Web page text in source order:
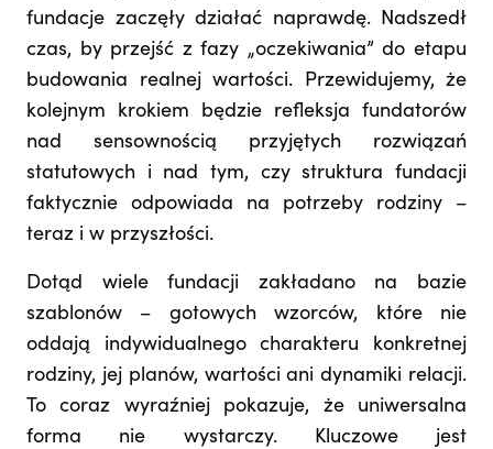
fundacje zaczęły działać naprawdę. Nadszedł
czas, by przejść z fazy „oczekiwania” do etapu
budowania realnej wartości. Przewidujemy, że
kolejnym krokiem będzie refleksja fundatorów
nad sensownością przyjętych rozwiązań
statutowych i nad tym, czy struktura fundacji
faktycznie odpowiada na potrzeby rodziny –
teraz i w przyszłości.
Dotąd wiele fundacji zakładano na bazie
szablonów – gotowych wzorców, które nie
oddają indywidualnego charakteru konkretnej
rodziny, jej planów, wartości ani dynamiki relacji.
To coraz wyraźniej pokazuje, że uniwersalna
forma nie wystarczy. Kluczowe jest